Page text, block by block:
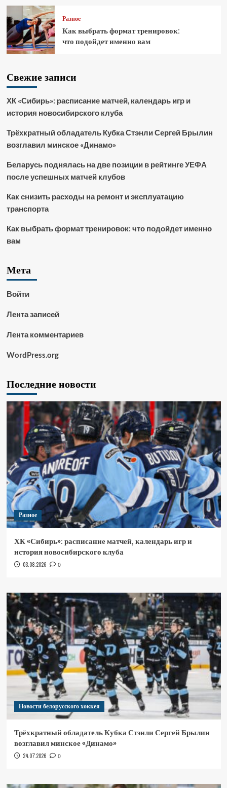
Разное
Как выбрать формат тренировок:
что подойдет именно вам
Свежие записи
ХК «Сибирь»: расписание матчей, календарь игр и
история новосибирского клуба
Трёхкратный обладатель Кубка Стэнли Сергей Брылин
возглавил минское «Динамо»
Беларусь поднялась на две позиции в рейтинге УЕФА
после успешных матчей клубов
Как снизить расходы на ремонт и эксплуатацию
транспорта
Как выбрать формат тренировок: что подойдет именно
вам
Мета
Войти
Лента записей
Лента комментариев
WordPress.org
Последние новости
Разное
ХК «Сибирь»: расписание матчей, календарь игр и
история новосибирского клуба
03.08.2026 0
Новости белорусского хоккея
Трёхкратный обладатель Кубка Стэнли Сергей Брылин
возглавил минское «Динамо»
24.07.2026 0